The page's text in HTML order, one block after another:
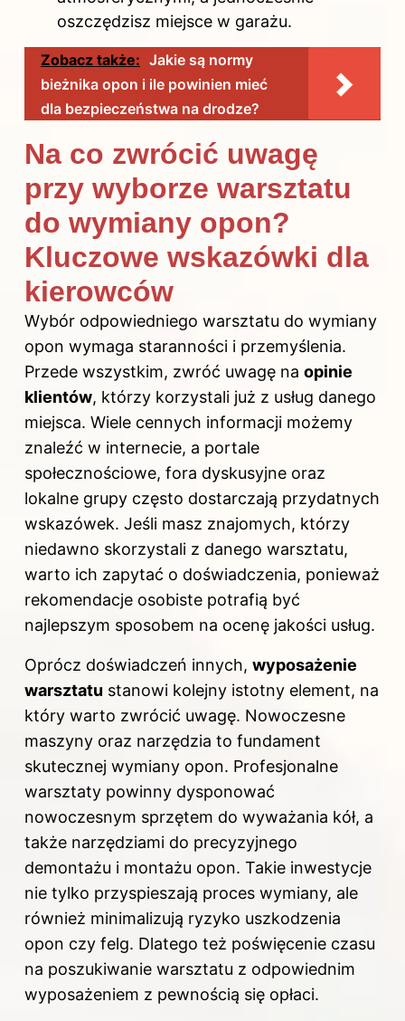
oszczędzisz miejsce w garażu.
Zobacz także: Jakie są normy
bieżnika opon i ile powinien mieć
dla bezpieczeństwa na drodze?
Na co zwrócić uwagę
przy wyborze warsztatu
do wymiany opon?
Kluczowe wskazówki dla
kierowców
Wybór odpowiedniego warsztatu do wymiany
opon wymaga staranności i przemyślenia.
Przede wszystkim, zwróć uwagę na opinie
klientów, którzy korzystali już z usług danego
miejsca. Wiele cennych informacji możemy
znaleźć w internecie, a portale
społecznościowe, fora dyskusyjne oraz
lokalne grupy często dostarczają przydatnych
wskazówek. Jeśli masz znajomych, którzy
niedawno skorzystali z danego warsztatu,
warto ich zapytać o doświadczenia, ponieważ
rekomendacje osobiste potrafią być
najlepszym sposobem na ocenę jakości usług.
Oprócz doświadczeń innych, wyposażenie
warsztatu stanowi kolejny istotny element, na
który warto zwrócić uwagę. Nowoczesne
maszyny oraz narzędzia to fundament
skutecznej wymiany opon. Profesjonalne
warsztaty powinny dysponować
nowoczesnym sprzętem do wyważania kół, a
także narzędziami do precyzyjnego
demontażu i montażu opon. Takie inwestycje
nie tylko przyspieszają proces wymiany, ale
również minimalizują ryzyko uszkodzenia
opon czy felg. Dlatego też poświęcenie czasu
na poszukiwanie warsztatu z odpowiednim
wyposażeniem z pewnością się opłaci.